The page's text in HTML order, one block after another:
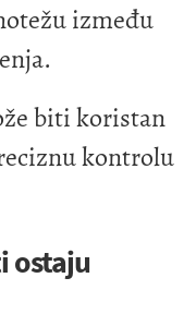
između
biti koristan
kontrolu
ostaju